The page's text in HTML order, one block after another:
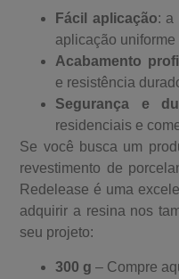
Fácil aplicação: a
aplicação
Acabamento
e resistência
Segurança e
residenciais e
Se você busca um
revestimento de
Redelease é uma
adquirir a resina nos
seu projeto:
300 g – Compre